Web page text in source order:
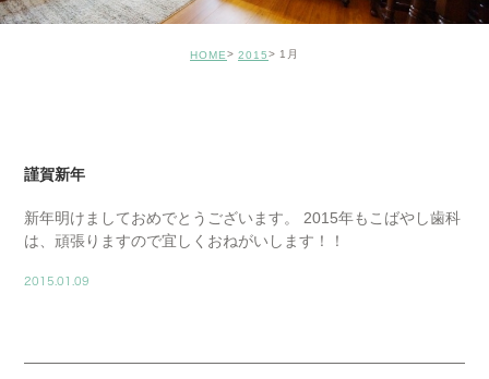
HOME 2015 1月
謹賀新年
新年明けましておめでとうございます。 2015年もこばやし歯科
は、頑張りますので宜しくおねがいします！！
2015.01.09